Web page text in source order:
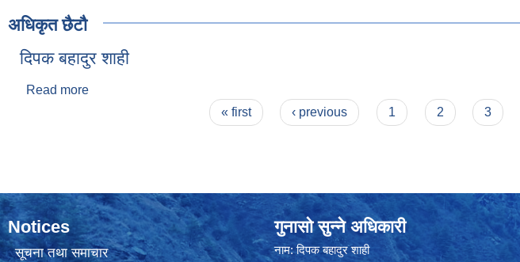
अधिकृत छैटौ
दिपक बहादुर शाही
Read more
« first ‹ previous 1 2 3
Notices
सूचना तथा समाचार
गुनासो सुन्ने अधिकारी
नाम: दिपक बहादुर शाही